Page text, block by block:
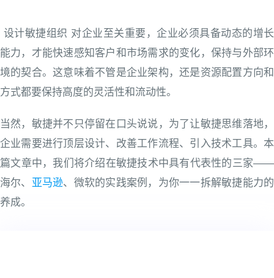
设计敏捷组织 对企业至关重要，企业必须具备动态的增长
能力，才能快速感知客户和市场需求的变化，保持与外部环
境的契合。这意味着不管是企业架构，还是资源配置方向和
方式都要保持高度的灵活性和流动性。
当然，敏捷并不只停留在口头说说，为了让敏捷思维落地，
企业需要进行顶层设计、改善工作流程、引入技术工具。本
篇文章中，我们将介绍在敏捷技术中具有代表性的三家——
海尔、 亚马逊、微软的实践案例，为你一一拆解敏捷能力的
养成。